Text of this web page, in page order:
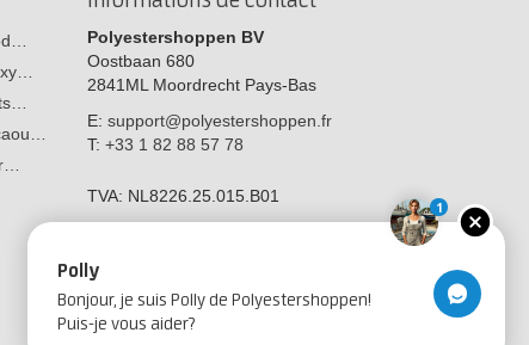
Polyestershoppen BV
Oostbaan 680
2841ML Moordrecht Pays-Bas
E: support@polyestershoppen.fr
T: +33 1 82 88 57 78
TVA: NL8226.25.015.B01
1
Polly
Bonjour, je suis Polly de Polyestershoppen!
Puis-je vous aider?